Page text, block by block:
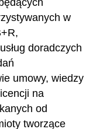
w
doradczych
umowy, wiedzy
na
od
tworzące